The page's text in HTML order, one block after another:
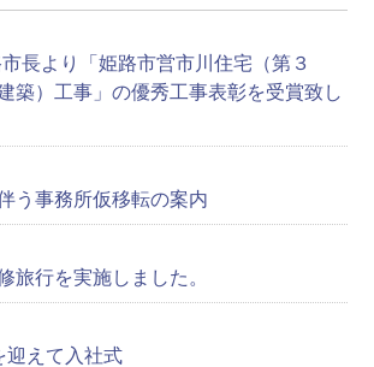
長より「姫路市営市川住宅（第３
築）工事」の優秀工事表彰を受賞致し
う事務所仮移転の案内
旅行を実施しました。
迎えて入社式